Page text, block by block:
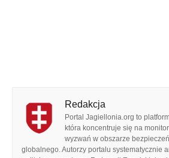
Redakcja
Portal Jagiellonia.org to
która koncentruje się na
wyzwań w obszarze
globalnego. Autorzy portalu systematycznie